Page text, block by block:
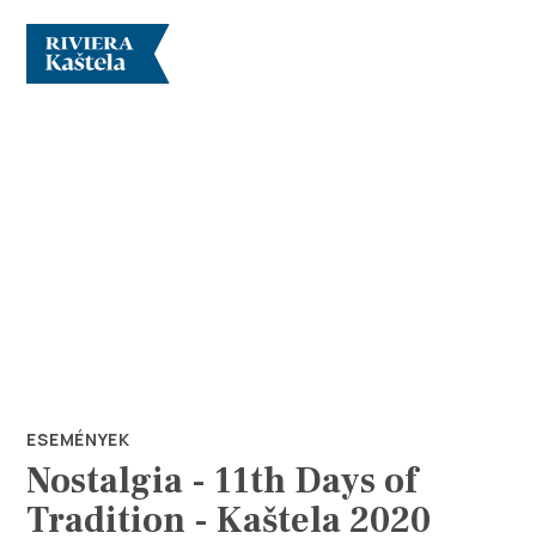
Info
ESEMÉNYEK
Nostalgia - 11th Days of
Tradition - Kaštela 2020